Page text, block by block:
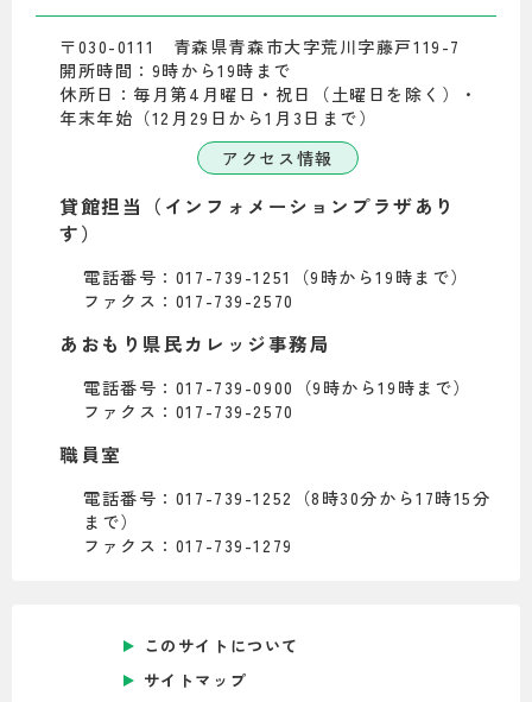
〒030-0111 青森県青森市大字荒川字藤戸119-7
開所時間：9時から19時まで
休所日：毎月第4月曜日・祝日（土曜日を除く）・
年末年始（12月29日から1月3日まで）
アクセス情報
貸館担当（インフォメーションプラザあり
す）
電話番号：017-739-1251（9時から19時まで）
ファクス：017-739-2570
あおもり県民カレッジ事務局
電話番号：017-739-0900（9時から19時まで）
ファクス：017-739-2570
職員室
電話番号：017-739-1252（8時30分から17時15分
まで）
ファクス：017-739-1279
このサイトについて
サイトマップ